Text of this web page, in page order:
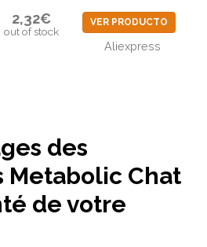
2,32€
out of stock
VER PRODUCTO
Aliexpress
des
Metabolic Chat
de votre